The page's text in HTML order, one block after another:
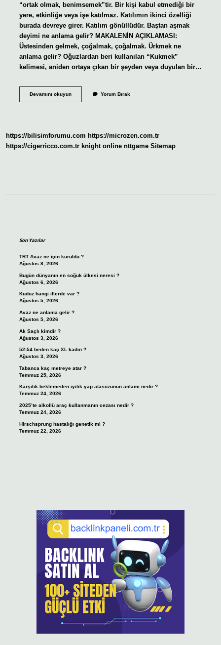
“ortak olmak, benimsemek”tir. Bir kişi kabul etmediği bir
yere, etkinliğe veya işe katılmaz. Katılımın ikinci özelliği
burada devreye girer. Katılım gönüllüdür. Baştan aşmak
deyimi ne anlama gelir? MAKALENİN AÇIKLAMASI:
Üstesinden gelmek, çoğalmak, çoğalmak. Ürkmek ne
anlama gelir? Oğuzlardan beri kullanılan “Kukmek”
kelimesi, aniden ortaya çıkan bir şeyden veya duyulan bir…
Devamını okuyunBirini
Yorum Bırak
https://bilisimforumu.com https://microzen.com.tr
https://cigerricco.com.tr knight online nttgame Sitemap
Son Yazılar
TRT Avaz ne için kuruldu ?
Ağustos 8, 2026
Bugün dünyanın en soğuk ülkesi neresi ?
Ağustos 6, 2026
Kuduz hangi illerde var ?
Ağustos 5, 2026
Avaz ne anlama gelir ?
Ağustos 5, 2026
Ak Saçlı kimdir ?
Ağustos 3, 2026
52-54 beden kaç XL kadın ?
Ağustos 3, 2026
Tabanca kaç metreye atar ?
Temmuz 25, 2026
Karşılık beklemeden iyilik yap atasözünün anlamı nedir ?
Temmuz 24, 2026
2025’te alkollü araç kullanmanın cezası nedir ?
Temmuz 24, 2026
Hirschsprung hastalığı genetik mi ?
Temmuz 22, 2026